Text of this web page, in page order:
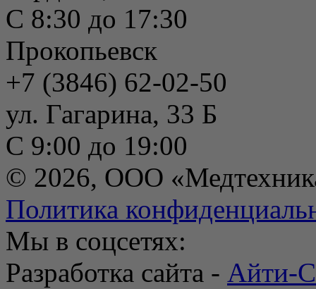
С 8:30 до 17:30
Прокопьевск
+7 (3846) 62-02-50
ул. Гагарина, 33 Б
С 9:00 до 19:00
© 2026, ООО
Политика
Мы в соцсетях:
Разработка сайта - Айти-